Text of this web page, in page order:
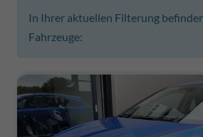
In Ihrer aktuellen Filterung
Fahrzeuge: